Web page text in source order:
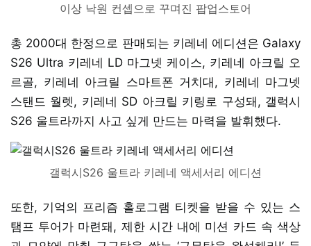
이상 낙원 컨셉으로 꾸며진 팝업스토어
총 2000대 한정으로 판매되는 키레네 에디션은 Galaxy
S26 Ultra 키레네 LD 마그넷 케이스, 키레네 아크릴 오
르골, ​키레네 아크릴 스마트폰 거치대, 키레네 마그넷
스탠드 월렛, 키레네 SD 아크릴 키링로 구성돼, 갤럭시
S26 울트라까지 사고 싶게 만드는 마력을 발휘했다.
갤럭시S26 울트라 키레네 액세서리 에디션
또한, 기억의 프리즘 홀로그램 티켓을 받을 수 있는 스
탬프 투어가 마련돼, 제한 시간 내에 미션 카드 속 색상